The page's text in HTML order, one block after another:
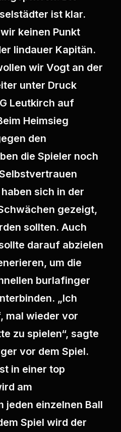
ist klar.
keinen Punkt
lindauer Kapitän.
wir Vogt an der
unter Druck
Leutkirch auf
Heimsieg
den
die Spieler noch
sich in der
gezeigt,
sollten. Auch
darauf abzielen
um die
burlafinger
„Ich
mal wieder vor
zu spielen“, sagte
vor dem Spiel.
in einer top
am
jeden einzelnen Ball
Spiel wird der